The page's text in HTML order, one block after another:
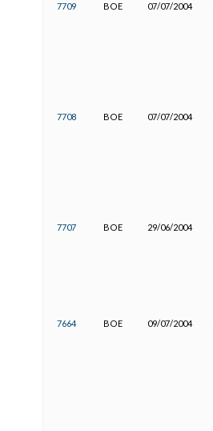
7709 BOE 07/07/2004
7708 BOE 07/07/2004
7707 BOE 29/06/2004
7664 BOE 09/07/2004